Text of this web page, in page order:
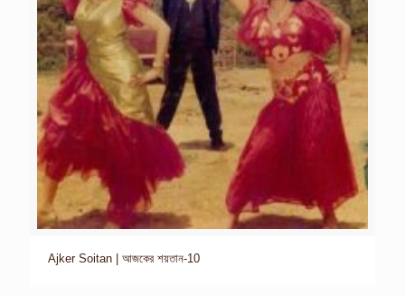
Ajker Soitan | আজকের শয়তান-10